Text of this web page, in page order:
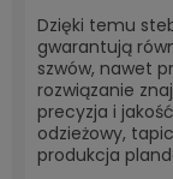
Dzięki temu
gwarantują
szwów, nawet
rozwiązanie
precyzja i
odzieżowy,
produkcja